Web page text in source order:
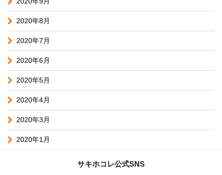
2020年8月
2020年7月
2020年6月
2020年5月
2020年4月
2020年3月
2020年1月
サキホコレ公式SNS